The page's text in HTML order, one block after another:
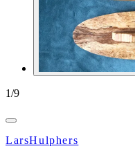
1/9
LarsHulphers